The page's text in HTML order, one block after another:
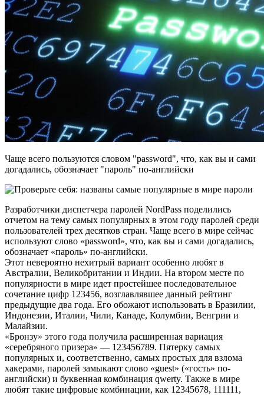
Чаще всего пользуются словом "password", что, как вы и сами
догадались, обозначает "пароль" по-английски
Разработчики диспетчера паролей NordPass поделились
отчетом на тему самых популярных в этом году паролей среди
пользователей трех десятков стран. Чаще всего в мире сейчас
используют слово «password», что, как вы и сами догадались,
обозначает «пароль» по-английски.
Этот невероятно нехитрый вариант особенно любят в
Австралии, Великобритании и Индии. На втором месте по
популярности в мире идет простейшее последовательное
сочетание цифр 123456, возглавлявшее данный рейтинг
предыдущие два года. Его обожают использовать в Бразилии,
Индонезии, Италии, Чили, Канаде, Колумбии, Венгрии и
Малайзии.
«Бронзу» этого года получила расширенная вариация
«серебряного призера» — 123456789. Пятерку самых
популярных и, соответственно, самых простых для взлома
хакерами, паролей замыкают слово «guest» («гость» по-
английски) и буквенная комбинация qwerty. Также в мире
любят такие цифровые комбинации, как 12345678, 111111,